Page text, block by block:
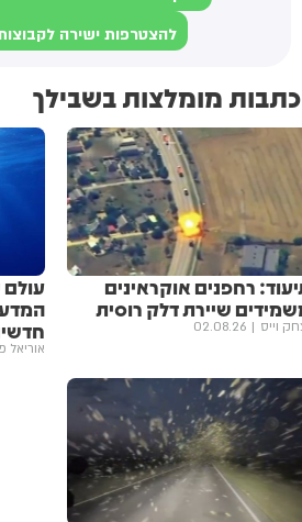
להצטרפות ישירה
כתבות מומלצות בשבילך
רחפנים אוקראינים
שיירת דלק רוסית
וייס 02.08.26
אוריאל